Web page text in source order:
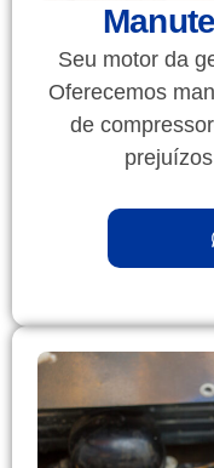
Seu motor da
Oferecemos
de